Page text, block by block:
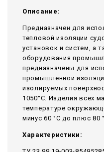
Описание:
Предназначен для
тепловой изоляции
установок и систем, а
оборудования
предназначены для
промышленной
изолируемых
1050°С. Изделия всех
температуре
минус 60 °С до плюс 80
Характеристики: